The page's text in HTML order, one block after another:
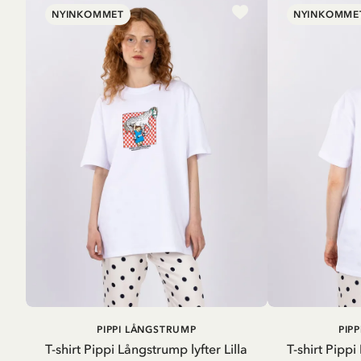
NYINKOMMET
T-shirt Pippi Långstrump lyfter Lilla
PIPPI LÅNGSTRUMP
T-shirt Pippi